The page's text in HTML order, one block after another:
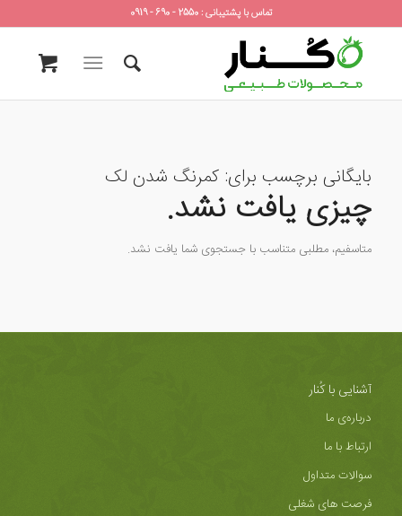
تماس با پشتیبانی : 2550 - 690 - 0919
بایگانی برچسب برای: کمرنگ شدن لک
چیزی یافت نشد.
متاسفیم، مطلبی متناسب با جستجوی شما یافت نشد.
آشنایی با کُنار
درباره‌ی ما
ارتباط با ما
سوالات متداول
فرصت های شغلی